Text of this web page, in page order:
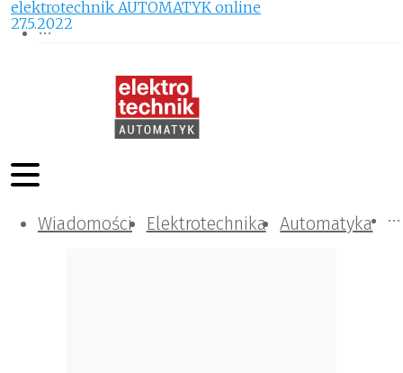
Wiadomości Elektrotechnika Automatyka
Komunikacja i IT
Kontrola
Tematy specjalne
elektrotechnik AUTOMATYK online
27.5.2022